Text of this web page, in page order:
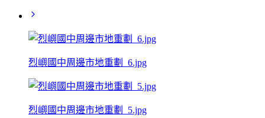
烈嶼國中周邊市地重劃_6.jpg
烈嶼國中周邊市地重劃_5.jpg